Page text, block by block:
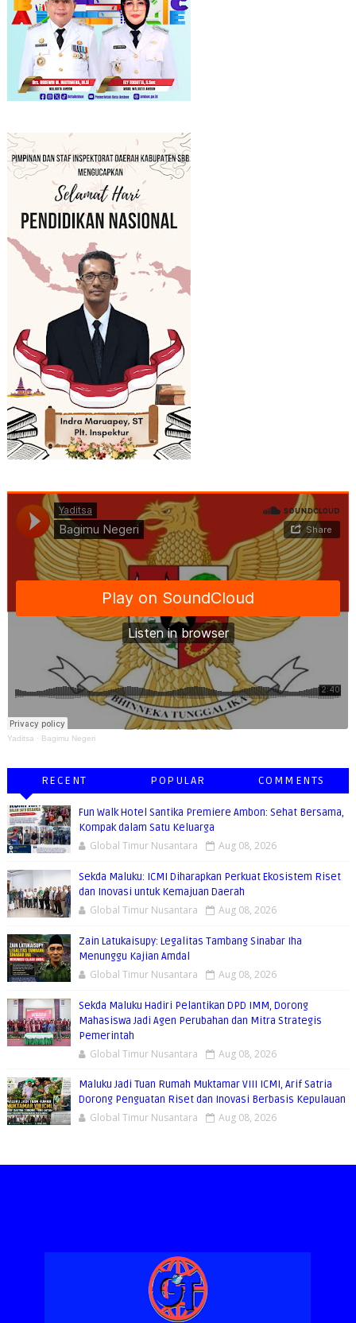
Yaditsa · Bagimu Negeri
RECENT POPULAR COMMENTS
Fun Walk Hotel Santika Premiere Ambon: Sehat Bersama,
Kompak dalam Satu Keluarga
Global Timur Nusantara Aug 08, 2026
Sekda Maluku: ICMI Diharapkan Perkuat Ekosistem Riset
dan Inovasi untuk Kemajuan Daerah
Global Timur Nusantara Aug 08, 2026
Zain Latukaisupy: Legalitas Tambang Sinabar Iha
Menunggu Kajian Amdal
Global Timur Nusantara Aug 08, 2026
Sekda Maluku Hadiri Pelantikan DPD IMM, Dorong
Mahasiswa Jadi Agen Perubahan dan Mitra Strategis
Pemerintah
Global Timur Nusantara Aug 08, 2026
Maluku Jadi Tuan Rumah Muktamar VIII ICMI, Arif Satria
Dorong Penguatan Riset dan Inovasi Berbasis Kepulauan
Global Timur Nusantara Aug 08, 2026